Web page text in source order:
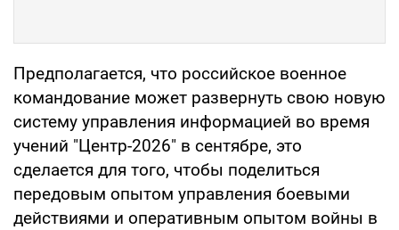
Предполагается, что российское военное
командование может развернуть свою новую
систему управления информацией во время
учений "Центр-2026" в сентябре, это
сделается для того, чтобы поделиться
передовым опытом управления боевыми
действиями и оперативным опытом войны в